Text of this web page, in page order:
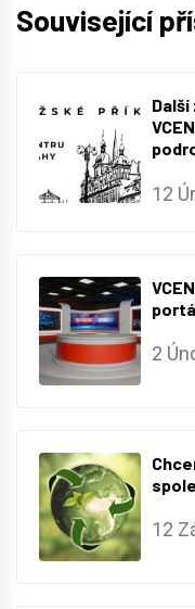
Související
12
2
12